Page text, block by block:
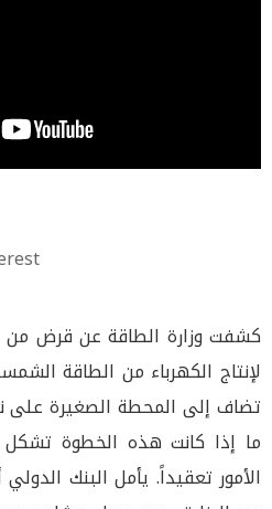
كشفت وزارة الطاقة عن قرض من
تضاف إلى المحطة الصغيرة على
ما إذا كانت هذه الخطوة تشكل
الأمور تعقيداً. يأمل البنك